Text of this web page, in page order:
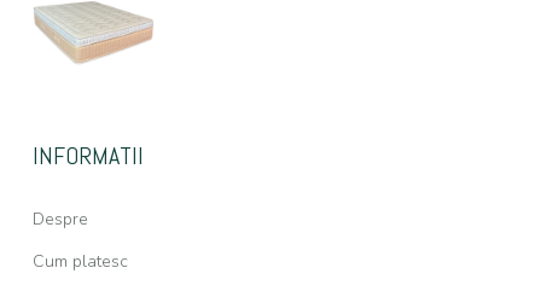
INFORMATII
Despre
Cum platesc